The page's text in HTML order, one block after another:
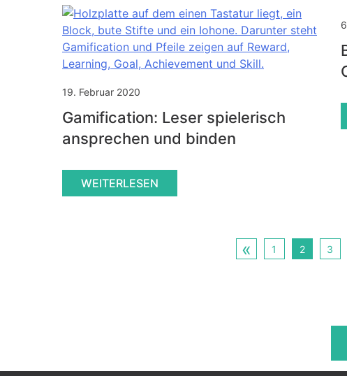
19. Februar 2020
Gamification: Leser spielerisch
ansprechen und binden
WEITERLESEN
« 1 2 3